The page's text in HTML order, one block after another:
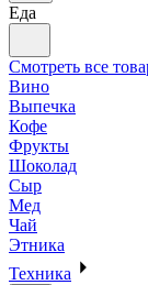
Еда
Смотреть все
Вино
Выпечка
Кофе
Фрукты
Шоколад
Сыр
Мед
Чай
Этника
Техника